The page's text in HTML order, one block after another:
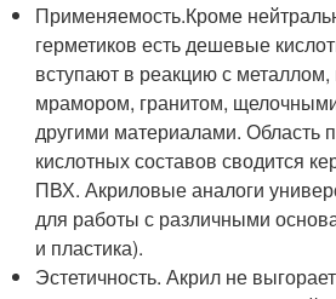
Применяемость.Кроме
герметиков есть дешевые
вступают в реакцию с
мрамором, гранитом,
другими материалами. Область
кислотных составов сводится
ПВХ. Акриловые аналоги
для работы с различными
и пластика).
Эстетичность. Акрил не